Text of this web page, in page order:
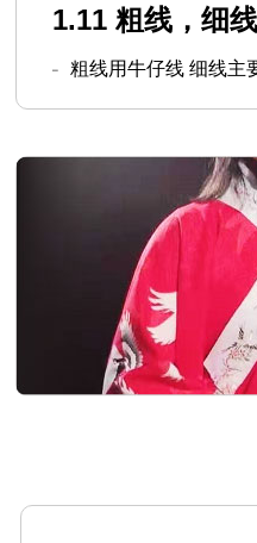
1.11 粗线，细
粗线用牛仔线 细线主